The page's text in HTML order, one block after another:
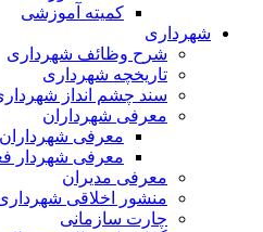
کمیته آموزشی
شهرداری
شرح وظائف شهرداری
تاریخچه شهرداری
سند چشم انداز
معرفی شهرداران
معرفی
معرفی شهردار
معرفی مدیران
منشور اخلاقی
چارت سازمانی